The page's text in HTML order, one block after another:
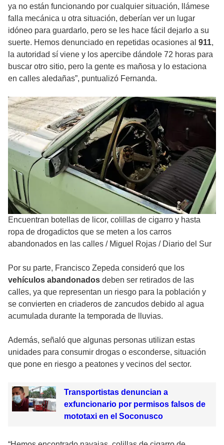
ya no están funcionando por cualquier situación, llámese
falla mecánica u otra situación, deberían ver un lugar
idóneo para guardarlo, pero se les hace fácil dejarlo a su
suerte. Hemos denunciado en repetidas ocasiones al 911,
la autoridad sí viene y los apercibe dándole 72 horas para
buscar otro sitio, pero la gente es mañosa y lo estaciona
en calles aledañas”, puntualizó Fernanda.
Encuentran botellas de licor, colillas de cigarro y hasta
ropa de drogadictos que se meten a los carros
abandonados en las calles / Miguel Rojas / Diario del Sur
Por su parte, Francisco Zepeda consideró que los
vehículos abandonados deben ser retirados de las
calles, ya que representan un riesgo para la población y
se convierten en criaderos de zancudos debido al agua
acumulada durante la temporada de lluvias.
Además, señaló que algunas personas utilizan estas
unidades para consumir drogas o esconderse, situación
que pone en riesgo a peatones y vecinos del sector.
Transportistas denuncian a
exfuncionario por permisos falsos de
mototaxi en el Soconusco